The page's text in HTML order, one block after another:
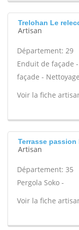
Trelohan Le
Artisan
Département: 29
Enduit de façade
façade -
Voir la fiche
Terrasse passion
Artisan
Département: 35
Pergola Soko -
Voir la fiche